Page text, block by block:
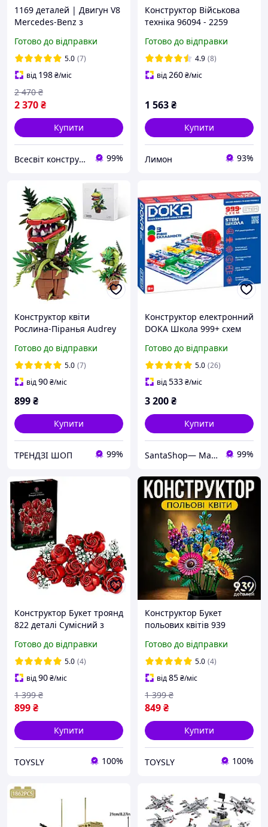
1169 деталей | Двигун V8
Mercedes-Benz з
Mould King 10203 |
Cумісний з LEGO | Лего
Мерседес
Готово до відправки
5.0 (7)
від 198₴/міс
2 370₴
2 470 ₴
Купити
Всесвіт конструкторів 99%
Конструктор Військова
техніка 96094 - 2259
СУ-27
Готово до відправки
4.9 (8)
від260₴/міс
1 563₴
Купити
Лимон 93%
Конструктор квіти
Рослина-Піранья Audrey
хижак монстр Маріо із
зубами на 327 дет.
Готово до відправки
5.0 (7)
від90₴/міс
899₴
Купити
ТРЕНДЗІ ШОП 99%
Конструктор електронний
DOKA Школа 999+ схем
Готово до відправки
5.0 (26)
від533₴/міс
3 200₴
Купити
SantaShop— Магазин дитячих іграшок 99%
Конструктор Букет троянд
822 деталі Сумісний з
Конструктор квіти Icons
Botanicals Bouquet of
Roses
Готово до відправки
5.0 (4)
від90₴/міс
899₴
1 399 ₴
Купити
TOYSLY 100%
Конструктор Букет
польових квітів 939
LEGO 10313 Конструктор
квіти Icons Botanicals
Wildflower Bouquet
Готово до відправки
5.0 (4)
від85₴/міс
849₴
1 399 ₴
Купити
TOYSLY 100%